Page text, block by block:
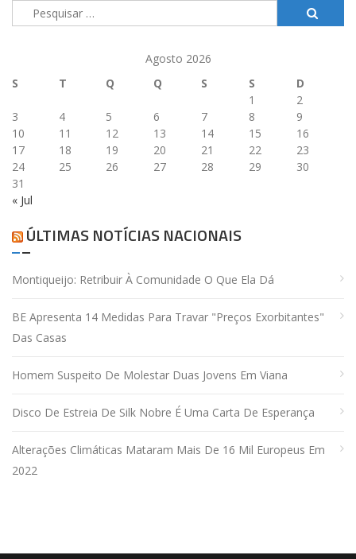
Pesquisar
por:
Agosto 2026
S
T Q Q S S D
« Jul
1
2
3
4 5 6 7 8
9
10
11 12 13 14 15
16
17
18 19 20 21 22
23
24
25 26 27 28 29
30
31
ÚLTIMAS NOTÍCIAS NACIONAIS
Montiqueijo: Retribuir À Comunidade O Que Ela Dá
BE Apresenta 14 Medidas Para Travar "preços Exorbitantes"
Das Casas
Homem Suspeito De Molestar Duas Jovens Em Viana
Disco De Estreia De Silk Nobre É Uma Carta De Esperança
Alterações Climáticas Mataram Mais De 16 Mil Europeus Em
2022